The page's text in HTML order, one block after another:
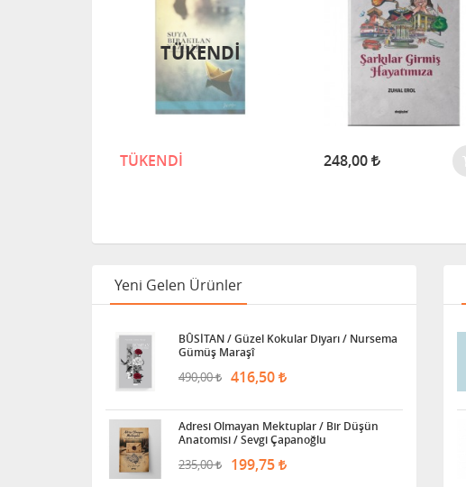
TÜKENDİ
TÜKENDİ
248,00
Yeni Gelen Ürünler
BÛSİTAN / Güzel Kokular Diyarı / Nursema
Gümüş Maraşî
490,00 416,50
Adresi Olmayan Mektuplar / Bir Düşün
Anatomisi / Sevgi Çapanoğlu
235,00 199,75